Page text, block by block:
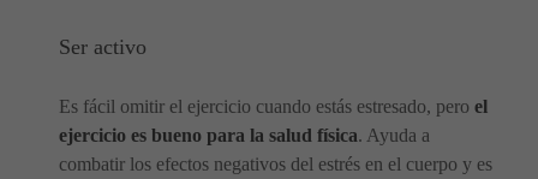
Ser activo
Es fácil omitir el ejercicio cuando estás estresado, pero el
ejercicio es bueno para la salud física. Ayuda a
combatir los efectos negativos del estrés en el cuerpo y es